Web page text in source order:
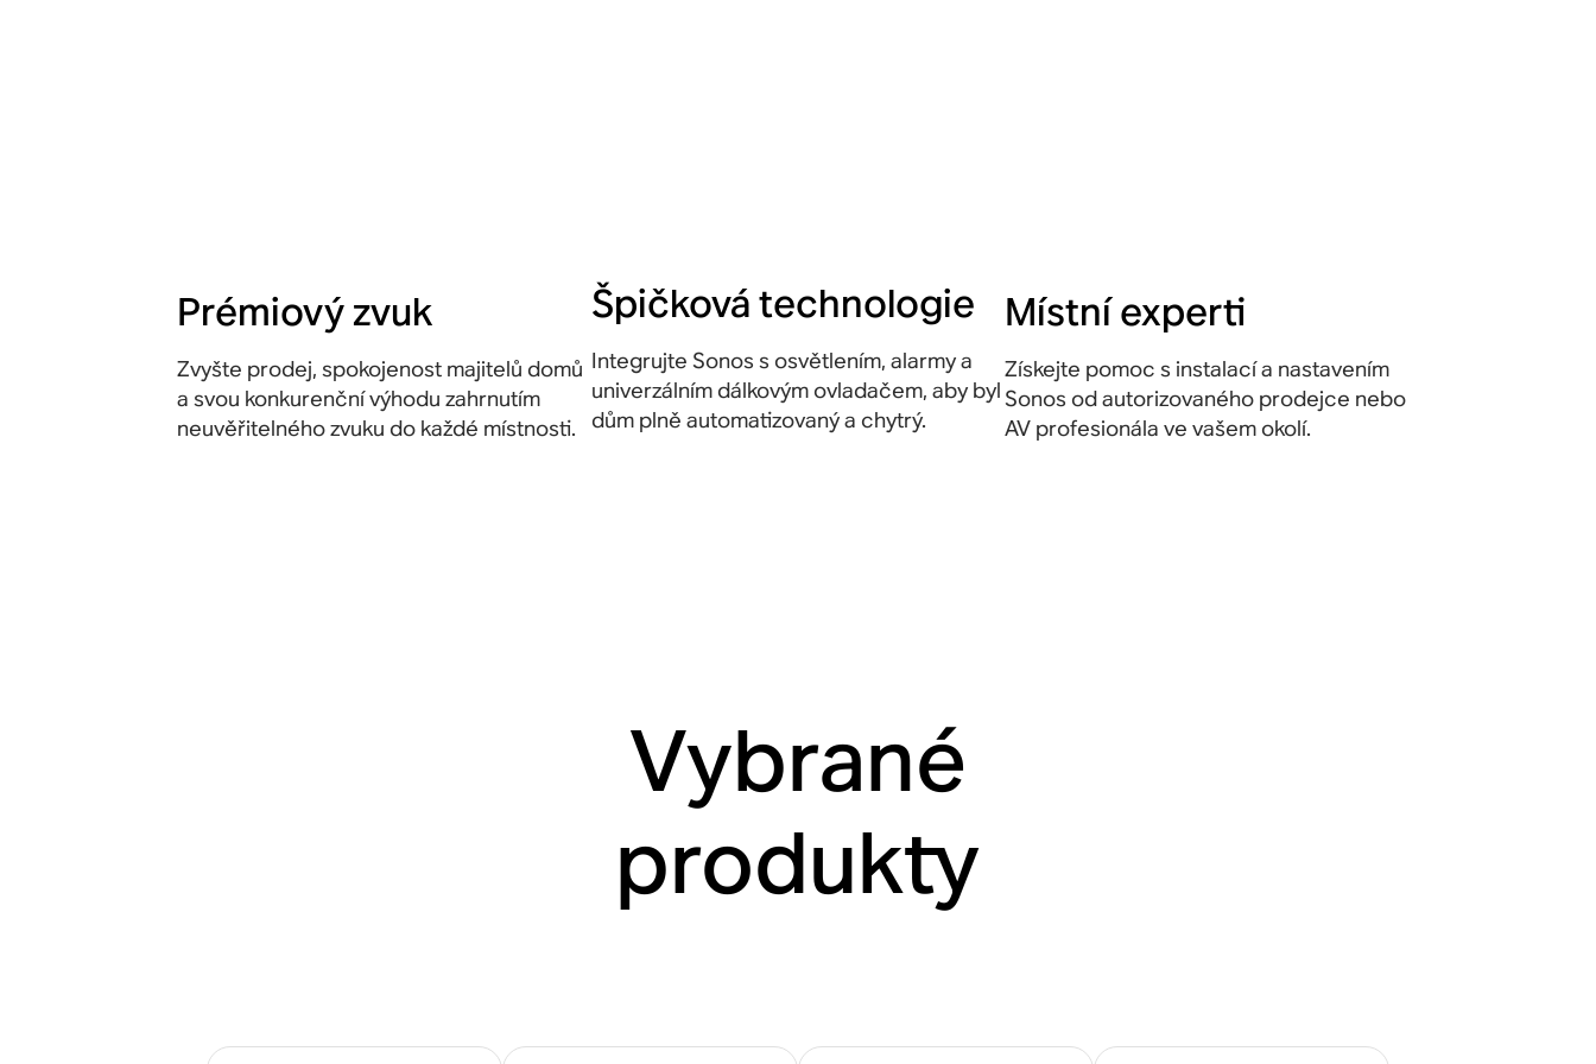
Prémiový zvuk
Zvyšte prodej, spokojenost majitelů domů
a svou konkurenční výhodu zahrnutím
neuvěřitelného zvuku do každé místnosti.
Špičková technologie
Integrujte Sonos s osvětlením, alarmy a
univerzálním dálkovým ovladačem, aby byl
dům plně automatizovaný a chytrý.
Místní experti
Získejte pomoc s instalací a nastavením
Sonos od autorizovaného prodejce nebo
AV profesionála ve vašem okolí.
Vybrané
produkty